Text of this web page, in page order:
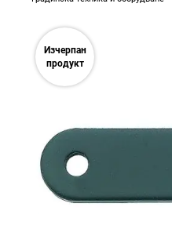
Изчерпан
продукт
Преминете
към
края
на